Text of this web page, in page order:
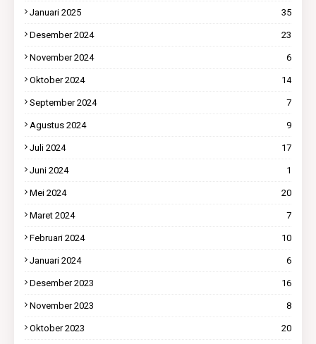
Januari 2025 35
Desember 2024 23
November 2024 6
Oktober 2024 14
September 2024 7
Agustus 2024 9
Juli 2024 17
Juni 2024 1
Mei 2024 20
Maret 2024 7
Februari 2024 10
Januari 2024 6
Desember 2023 16
November 2023 8
Oktober 2023 20